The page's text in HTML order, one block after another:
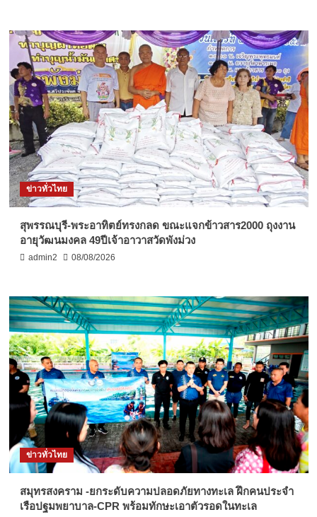
ข่าวทั่วไทย
สุพรรณบุรี-พระอาทิตย์ทรงกลด ขณะแจกข้าวสาร2000 ถุงงาน
อายุวัฒนมงคล 49ปีเจ้าอาวาสวัดพังม่วง
admin2 08/08/2026
ข่าวทั่วไทย
สมุทรสงคราม -ยกระดับความปลอดภัยทางทะเล ฝึกคนประจำ
เรือปฐมพยาบาล-CPR พร้อมทักษะเอาตัวรอดในทะเล